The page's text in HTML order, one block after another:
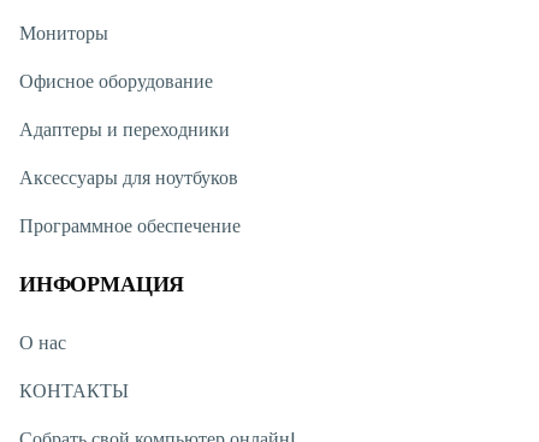
Мониторы
Офисное оборудование
Адаптеры и переходники
Аксессуары для ноутбуков
Программное обеспечение
ИНФОРМАЦИЯ
О нас
КОНТАКТЫ